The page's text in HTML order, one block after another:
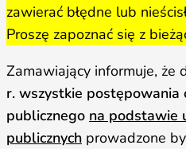
zawierać błędne lub
Proszę zapoznać się z
Zamawiający informuje, że
r. wszystkie postępowania
publicznego na podstawie
publicznych prowadzone